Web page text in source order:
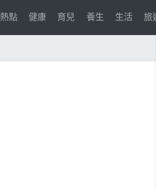
熱點 健康 育兒 養生 生活 旅